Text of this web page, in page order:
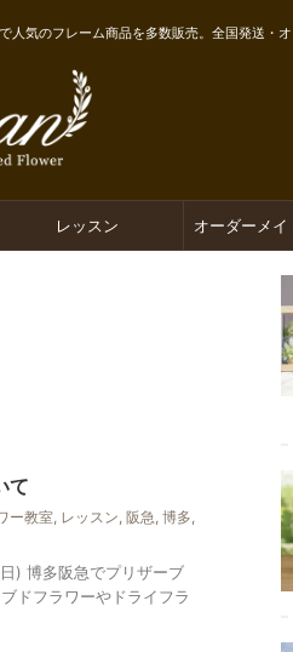
気のフレーム商品を多数販売。全国発送・オ
レッスン オーダーメイ
て
ー教室 レッスン 阪急 博多
) 博多阪急でプリザーブ
ドフラワーやドライフラ